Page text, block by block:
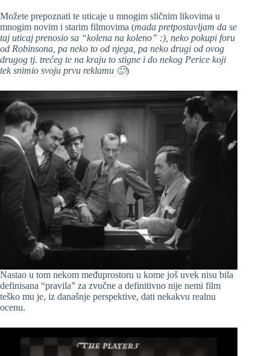
Možete prepoznati te uticaje u mnogim sličnim likovima u
mnogim novim i starim filmovima (mada pretpostavljam da se
taj uticaj prenosio sa “kolena na koleno” :), neko pokupi foru
od Robinsona, pa neko to od njega, pa neko drugi od ovog
drugog tj. trećeg te na kraju to stigne i do nekog Perice koji
tek snimio svoju prvu reklamu 🙂)
Nastao u tom nekom međuprostoru u kome još uvek nisu bila
definisana “pravila” za zvučne a definitivno nije nemi film
teško mu je, iz današnje perspektive, dati nekakvu realnu
ocenu.